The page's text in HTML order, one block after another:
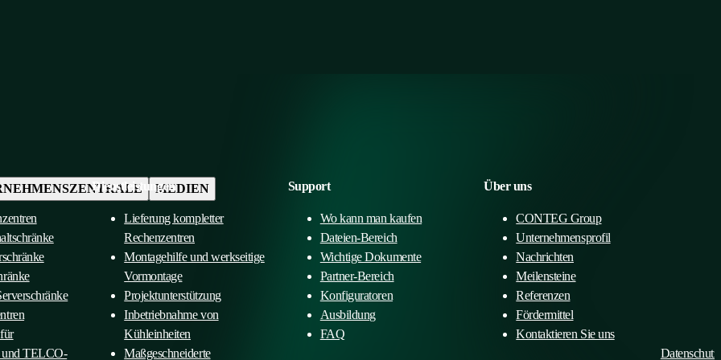
MEDIEN
und TELCO-
Dienstleistungen
Lieferung kompletter
Rechenzentren
Montagehilfe und werkseitige
Vormontage
Projektunterstützung
Inbetriebnahme von
Kühleinheiten
Maßgeschneiderte
Support
Wo kann man kaufen
Dateien-Bereich
Wichtige Dokumente
Partner-Bereich
Konfiguratoren
Ausbildung
FAQ
Über uns
CONTEG Group
Unternehmensprofil
Nachrichten
Meilensteine
Referenzen
Fördermittel
Kontaktieren Sie uns
Datenschutz